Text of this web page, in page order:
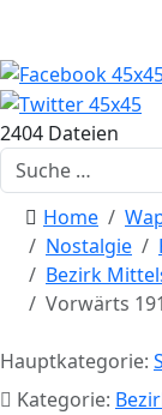
2404 Dateien
Suchen
Home
Nostalgie
Bezirk
Vorwärts
Hauptkategorie:
Kategorie: